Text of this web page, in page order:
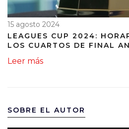
15 agosto 2024
LEAGUES CUP 2024:
LOS CUARTOS DE FINAL
Leer más
SOBRE EL AUTOR